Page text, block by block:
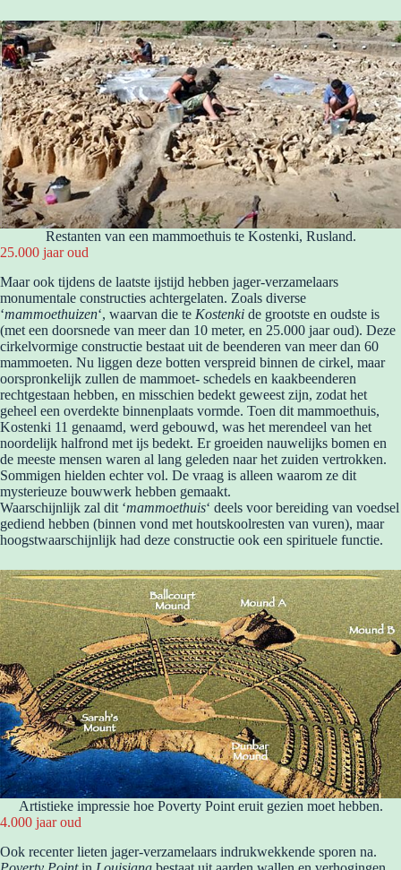
Restanten van een mammoethuis te Kostenki, Rusland.
25.000 jaar oud
Maar ook tijdens de laatste ijstijd hebben jager-verzamelaars
monumentale constructies achtergelaten. Zoals diverse
‘mammoethuizen‘, waarvan die te Kostenki de grootste en oudste is
(met een doorsnede van meer dan 10 meter, en 25.000 jaar oud). Deze
cirkelvormige constructie bestaat uit de beenderen van meer dan 60
mammoeten. Nu liggen deze botten verspreid binnen de cirkel, maar
oorspronkelijk zullen de mammoet- schedels en kaakbeenderen
rechtgestaan hebben, en misschien bedekt geweest zijn, zodat het
geheel een overdekte binnenplaats vormde. Toen dit mammoethuis,
Kostenki 11 genaamd, werd gebouwd, was het merendeel van het
noordelijk halfrond met ijs bedekt. Er groeiden nauwelijks bomen en
de meeste mensen waren al lang geleden naar het zuiden vertrokken.
Sommigen hielden echter vol. De vraag is alleen waarom ze dit
mysterieuze bouwwerk hebben gemaakt.
Waarschijnlijk zal dit ‘mammoethuis‘ deels voor bereiding van voedsel
gediend hebben (binnen vond met houtskoolresten van vuren), maar
hoogstwaarschijnlijk had deze constructie ook een spirituele functie.
Artistieke impressie hoe Poverty Point eruit gezien moet hebben.
4.000 jaar oud
Ook recenter lieten jager-verzamelaars indrukwekkende sporen na.